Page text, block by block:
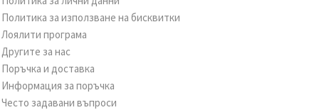
Политика за използване на бисквитки
Лоялити програма
Другите за нас
Поръчка и доставка
Информация за поръчка
Често задавани въпроси